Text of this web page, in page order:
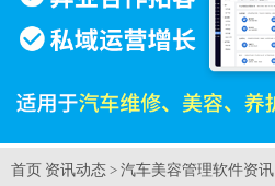
首页 资讯动态 > 汽车美容管理软件资讯